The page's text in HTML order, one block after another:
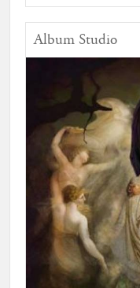
Album Studio